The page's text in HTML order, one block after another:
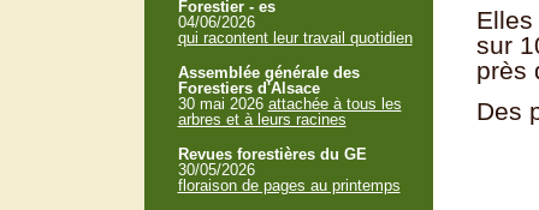
sur
près
Des
Forestier - es
04/06/2026
qui racontent leur travail quotidien
Assemblée générale des
Forestiers d'Alsace
30 mai 2026 attachée à tous les
arbres et à leurs racines
Revues forestières du GE
30/05/2026
floraison de pages au printemps